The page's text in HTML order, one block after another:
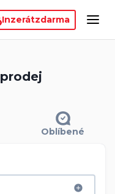
Inzerátzdarma
Oblíbené